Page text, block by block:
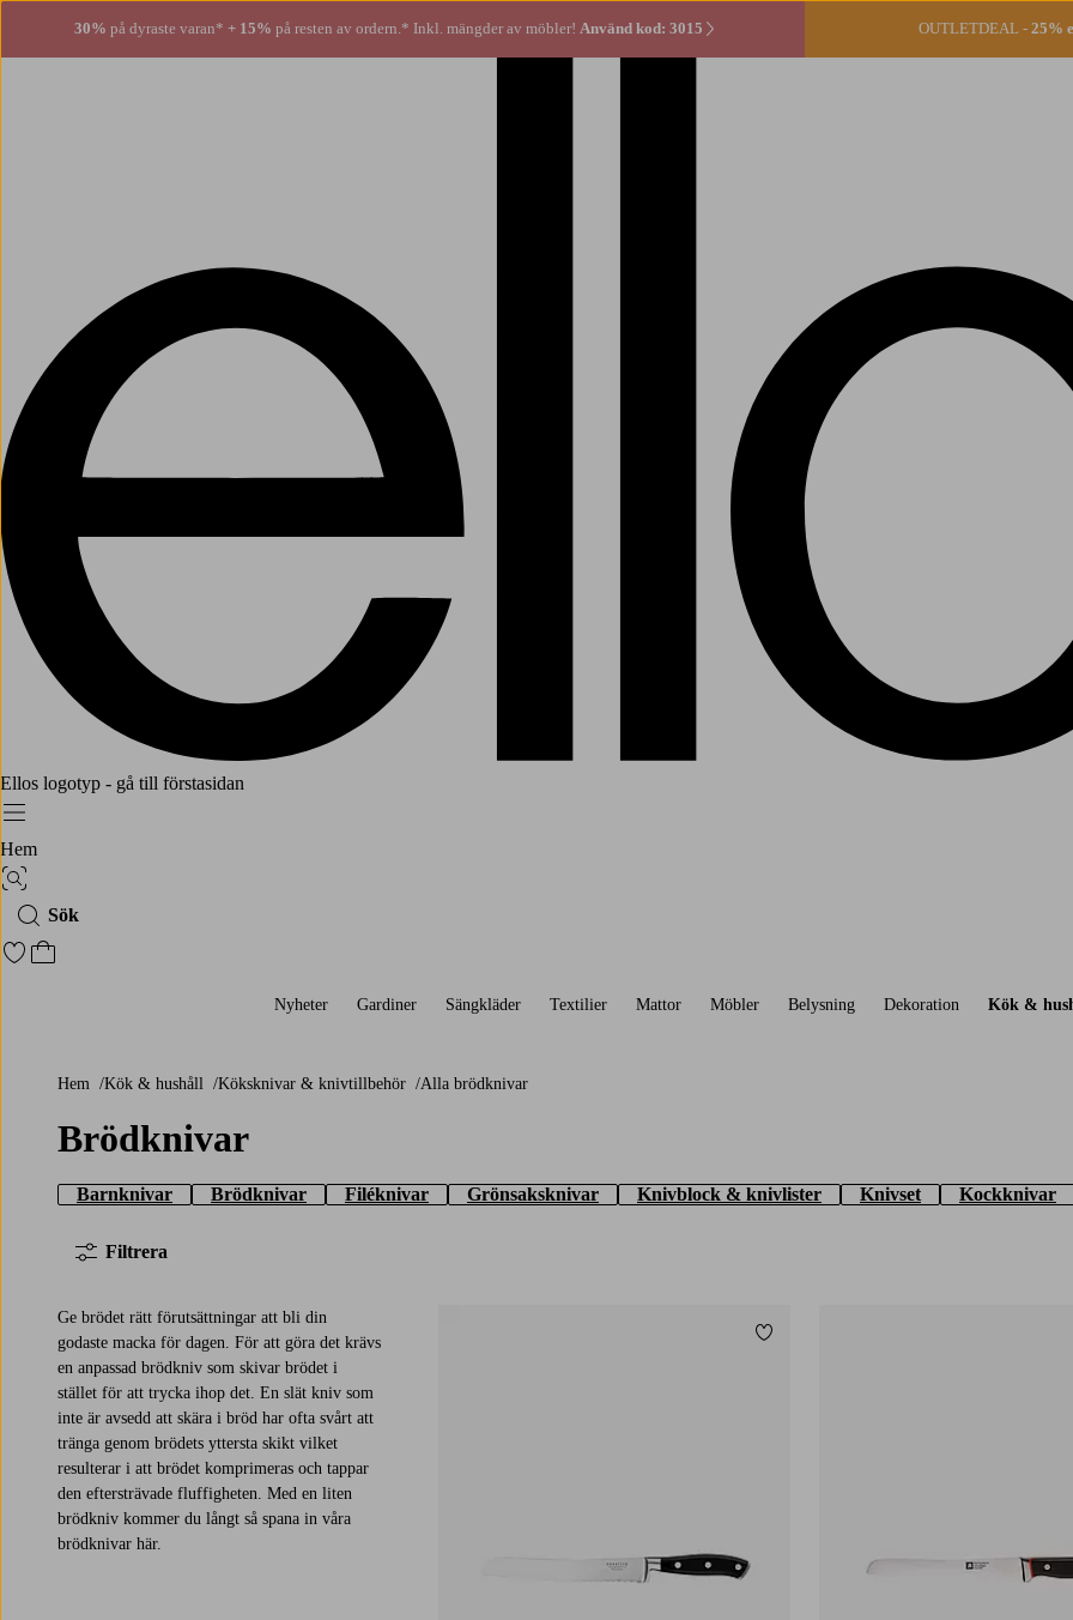
30% på dyraste varan* + 15% på resten av ordern.* Inkl. mängder av möbler! Använd kod: 3015 OUTLETDEAL - 25%
Ellos logotyp - gå till förstasidan
Meny
Hem
Bildsök
Sök
Gå till favoritmarkerade produkter
Gå till kundvagnen
Nyheter Gardiner Sängkläder Textilier Mattor Möbler Belysning Dekoration Kök &
Hem Kök & hushåll Köksknivar & knivtillbehör Alla brödknivar
Brödknivar
Barnknivar Brödknivar Filéknivar Grönsaksknivar Knivblock & knivlister Knivset Kockknivar
Filtrera
Ge brödet rätt förutsättningar att bli din
godaste macka för dagen. För att göra det krävs
en anpassad brödkniv som skivar brödet i
stället för att trycka ihop det. En slät kniv som
inte är avsedd att skära i bröd har ofta svårt att
tränga genom brödets yttersta skikt vilket
resulterar i att brödet komprimeras och tappar
den eftersträvade fluffigheten. Med en liten
brödkniv kommer du långt så spana in våra
brödknivar här.
Lägg till i favoriter